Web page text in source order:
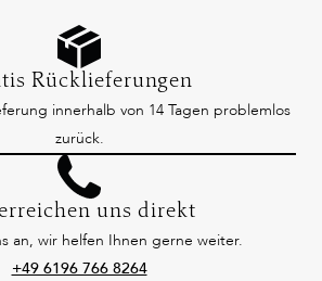
Rücklieferungen
innerhalb von 14 Tagen problemlos
zurück.
uns direkt
an, wir helfen Ihnen gerne weiter.
+49 6196 766 8264